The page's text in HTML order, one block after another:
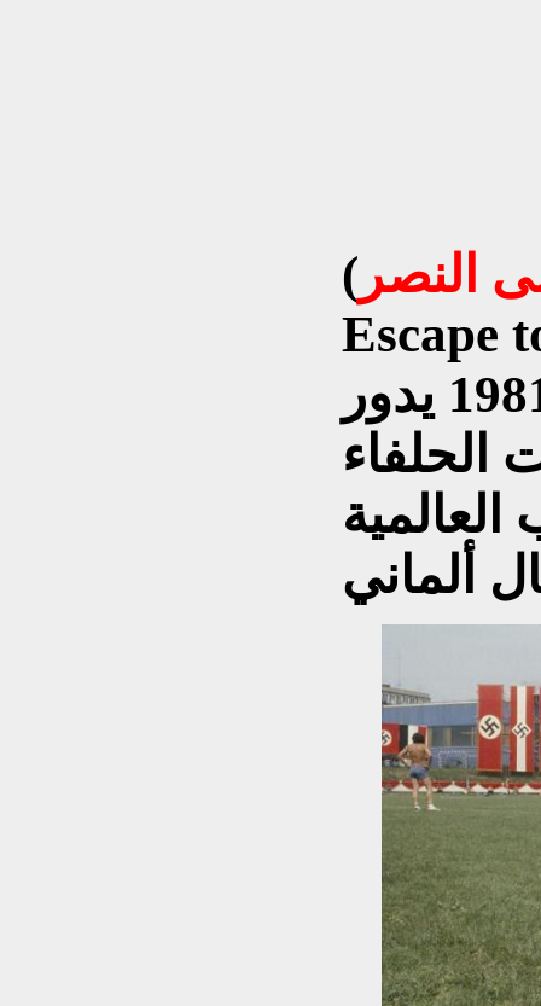
( النصر
Escape
هو فلم من إنتاج سنة 1981 يدور